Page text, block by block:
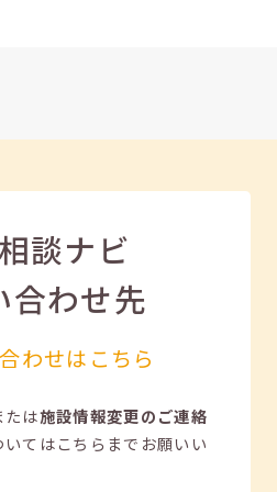
談ナビ
合わせ先
わせはこちら
たは施設情報変更のご連絡
てはこちらまでお願いい